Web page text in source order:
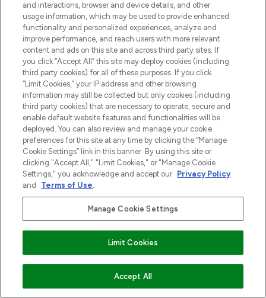
VOEG TOE AAN WINKELMANDJE
and interactions, browser and device details, and other
usage information, which may be used to provide enhanced
functionality and personalized experiences, analyze and
improve performance, and reach users with more relevant
content and ads on this site and across third party sites. If
you click “Accept All” this site may deploy cookies (including
third party cookies) for all of these purposes. If you click
“Limit Cookies,” your IP address and other browsing
information may still be collected but only cookies (including
third party cookies) that are necessary to operate, secure and
enable default website features and functionalities will be
deployed. You can also review and manage your cookie
preferences for this site at any time by clicking the “Manage
Cookie Settings” link in this banner. By using this site or
clicking "Accept All," "Limit Cookies," or "Manage Cookie
Settings," you acknowledge and accept our Privacy Policy
and
Terms of Use.
Manage Cookie Settings
Limit Cookies
Accept All